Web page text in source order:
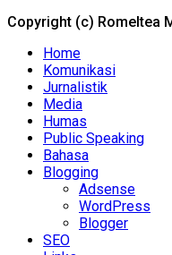
Copyright (c) Romeltea
Home
Komunikasi
Jurnalistik
Media
Humas
Public Speaking
Bahasa
Blogging
Adsense
WordPress
Blogger
SEO